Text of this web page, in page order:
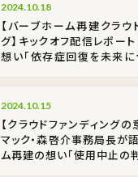
2024.10.18
【バーブホーム再建クラウ
グ】キックオフ配信レポ
想い「依存症回復を未来に
2024.10.15
【クラウドファンディングの
マック・森啓介事務局長が
ム再建の想い「使用中止の